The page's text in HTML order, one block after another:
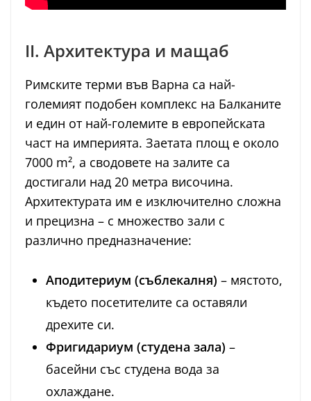
II. Архитектура и мащаб
Римските терми във Варна са най-
големият подобен комплекс на Балканите
и един от най-големите в европейската
част на империята. Заетата площ е около
7000 m², а сводовете на залите са
достигали над 20 метра височина.
Архитектурата им е изключително сложна
и прецизна – с множество зали с
различно предназначение:
Аподитериум (съблекалня) – мястото,
където посетителите са оставяли
дрехите си.
Фригидариум (студена зала) –
басейни със студена вода за
охлаждане.